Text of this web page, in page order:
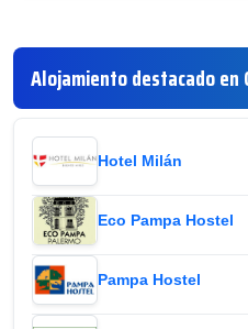
Alojamiento destacado en
Hotel Milán
Eco Pampa Hostel
Pampa Hostel